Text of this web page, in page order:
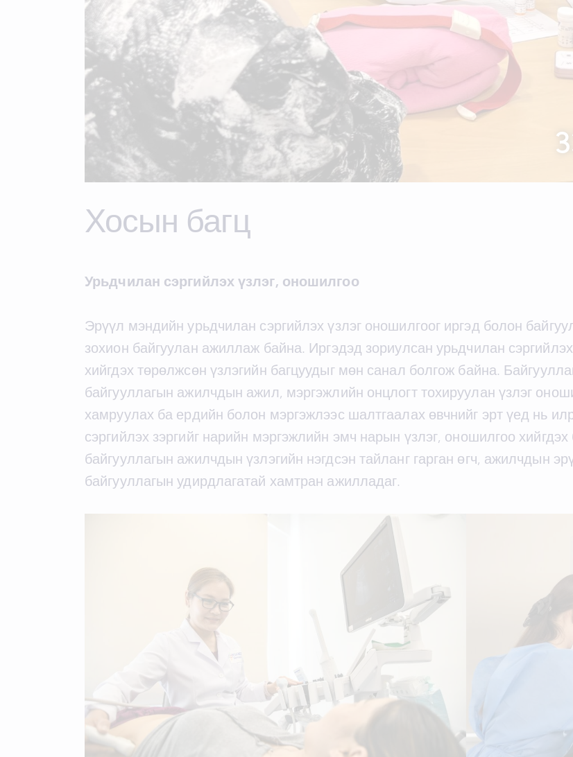
Хосын багц
Урьдчилан сэргийлэх үзлэг, оношилгоо
Эрүүл мэндийн урьдчилан сэргийлэх үзлэг оношилгоог иргэд болон
зохион байгуулан ажиллаж байна. Иргэдэд зориулсан урьдчилан
хийгдэх төрөлжсөн үзлэгийн багцуудыг мөн санал болгож байна.
байгууллагын ажилчдын ажил, мэргэжлийн онцлогт тохируулан үзлэг
хамруулах ба ердийн болон мэргэжлээс шалтгаалах өвчнийг эрт үед нь
сэргийлэх зэргийг нарийн мэргэжлийн эмч нарын үзлэг, оношилгоо
байгууллагын ажилчдын үзлэгийн нэгдсэн тайланг гарган өгч, ажилчдын
байгууллагын удирдлагатай хамтран ажилладаг.